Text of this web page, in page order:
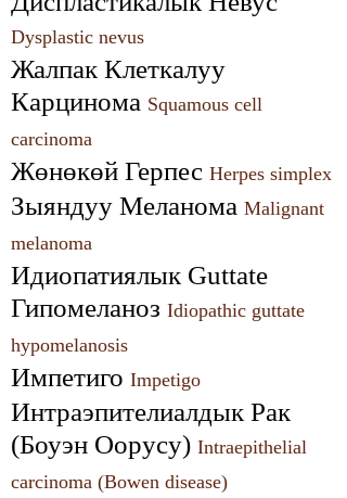
Dysplastic nevus
Жалпак Клеткалуу
Карцинома Squamous cell
carcinoma
Жөнөкөй Герпес Herpes simplex
Зыяндуу Меланома Malignant
melanoma
Идиопатиялык Guttate
Гипомеланоз Idiopathic guttate
hypomelanosis
Импетиго Impetigo
Интраэпителиалдык Рак
(Боуэн Оорусу) Intraepithelial
carcinoma (Bowen disease)